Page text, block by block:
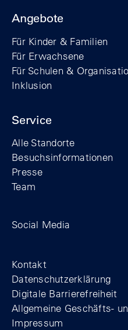
Angebote
Für Kinder & Familien
Für Erwachsene
Für Schulen &
Inklusion
Service
Alle Standorte
Besuchsinformationen
Presse
Team
Social Media
Kontakt
Datenschutzerklärung
Digitale Barrierefreiheit
Allgemeine Geschäfts-
Impressum